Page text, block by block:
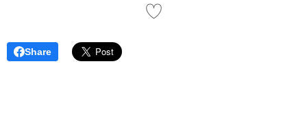
Share